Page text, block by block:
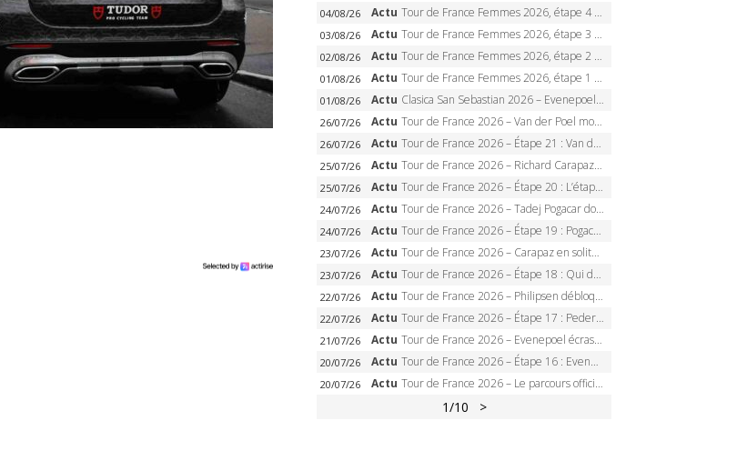
04/08/26 Actu Tour de France Femmes 2026, étape 4 – Marlen Reusser écrase le chrono, Ferrand-Prévot en crise
03/08/26 Actu Tour de France Femmes 2026, étape 3 – Sigrid Haugset en solitaire, 88 km d’échappée, maillot jaune
02/08/26 Actu Tour de France Femmes 2026, étape 2 – Lorena Wiebes doublé à Genève, Markus héroïque, 7e record
01/08/26 Actu Tour de France Femmes 2026, étape 1 – Lorena Wiebes intouchable à Lausanne, premier maillot jaune
01/08/26 Actu Clasica San Sebastian 2026 – Evenepoel recordman, 4e victoire, Carapaz battu au sprint
26/07/26 Actu Tour de France 2026 – Van der Poel monumental à Paris, Pogacar égale le record des cinq sacres
26/07/26 Actu Tour de France 2026 – Étape 21 : Van der Poel, Pogacar, qui succédera à Wout van Aert sur les Champs-Elysées ?
25/07/26 Actu Tour de France 2026 – Richard Carapaz roi des Alpes, doublé et maillot à pois, Seixas perd le podium
25/07/26 Actu Tour de France 2026 – Étape 20 : L’étape reine, Galibier, Sarenne, Alpe d’Huez, qui succédera à Pogacar ?
24/07/26 Actu Tour de France 2026 – Tadej Pogacar dompte l’Alpe d’Huez, 5e victoire, record de Pantani pulvérisé
24/07/26 Actu Tour de France 2026 – Étape 19 : Pogacar peut-il enfin dompter l’Alpe d’Huez ?
23/07/26 Actu Tour de France 2026 – Carapaz en solitaire à Orcières-Merlette, Paret-Peintre à un point du maillot à pois
23/07/26 Actu Tour de France 2026 – Étape 18 : Qui domptera Orcières-Merlette, première marche vers l’Alpe d’Huez ?
22/07/26 Actu Tour de France 2026 – Philipsen débloque son compteur à Voiron, Pedersen en danger pour le maillot vert
22/07/26 Actu Tour de France 2026 – Étape 17 : Pedersen peut-il verrouiller le maillot vert à Voiron ?
21/07/26 Actu Tour de France 2026 – Evenepoel écrase le chrono d’Évian, Seixas 4e, Lipowitz abandonne
20/07/26 Actu Tour de France 2026 – Étape 16 : Evenepoel, Pogacar, Ganna… qui domptera le chrono d’Évian pour redessiner le podium ?
20/07/26 Actu Tour de France 2026 – Le parcours officiel complet : 21 étapes, profils, carte et dates
1/10 >